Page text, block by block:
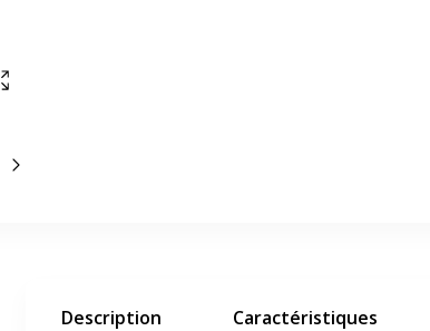
Afficher en plein écran
Slide suivant
Description Caractéristiques